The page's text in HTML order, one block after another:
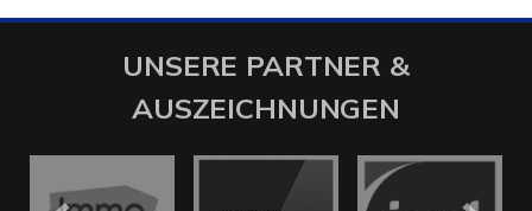
UNSERE PARTNER &
AUSZEICHNUNGEN